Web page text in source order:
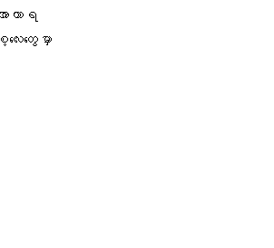
အာဟာရ
ေးတွေမှာ